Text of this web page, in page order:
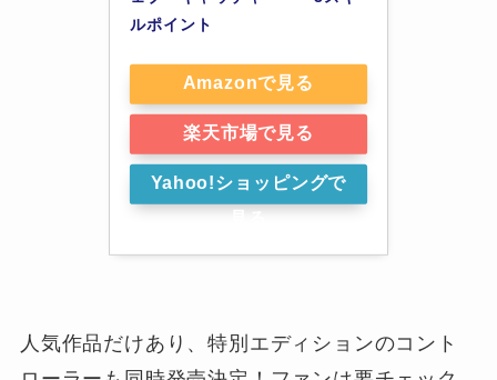
ルポイント
Amazonで見る
楽天市場で見る
Yahoo!ショッピングで
人気作品だけあり、特別エディションのコント